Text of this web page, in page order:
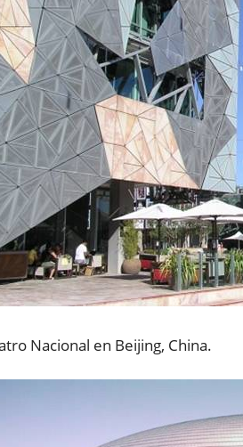
Nacional en Beijing, China.